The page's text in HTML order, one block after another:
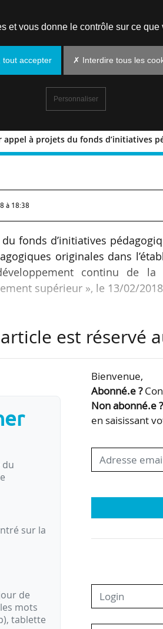
à projets du fonds d’initiatives
le premier appel à
à 18:38
fonds d’initiatives
originales dans
continu de la
supérieur », le 13/02/
de techniques et/ou
03/2018 et les résultats
« Dès juillet 2018,
est réservé
du
sur la
de
mots
tablette
Bienvenue,
Abonné.e ?
Non abonné.e ?
en saisissant
et vous donne le contrôle sur ce que
tout accepter ✗ Interdire tous les
Personnaliser